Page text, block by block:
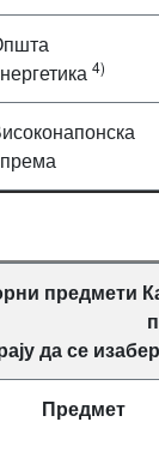
4)
предмети
да се
Предмет